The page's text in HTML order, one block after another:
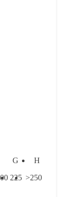
G
H
225 >250